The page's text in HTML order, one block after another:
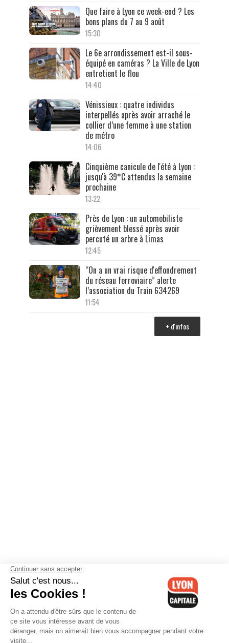
Que faire à Lyon ce week-end ? Les
bons plans du 7 au 9 août
15:30
Le 6e arrondissement est-il sous-
équipé en caméras ? La Ville de Lyon
entretient le flou
14:40
Vénissieux : quatre individus
interpellés après avoir arraché le
collier d’une femme à une station
de métro
14:06
Cinquième canicule de l'été à Lyon :
jusqu'à 39°C attendus la semaine
prochaine
13:22
Près de Lyon : un automobiliste
grièvement blessé après avoir
percuté un arbre à Limas
12:45
“On a un vrai risque d'effondrement
du réseau ferroviaire” alerte
l’association du Train 634269
11:54
+ d'infos